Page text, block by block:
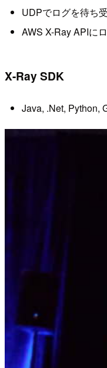
UDPでログを待ち
AWS X-Ray APIに
X-Ray SDK
Java, .Net, Python,